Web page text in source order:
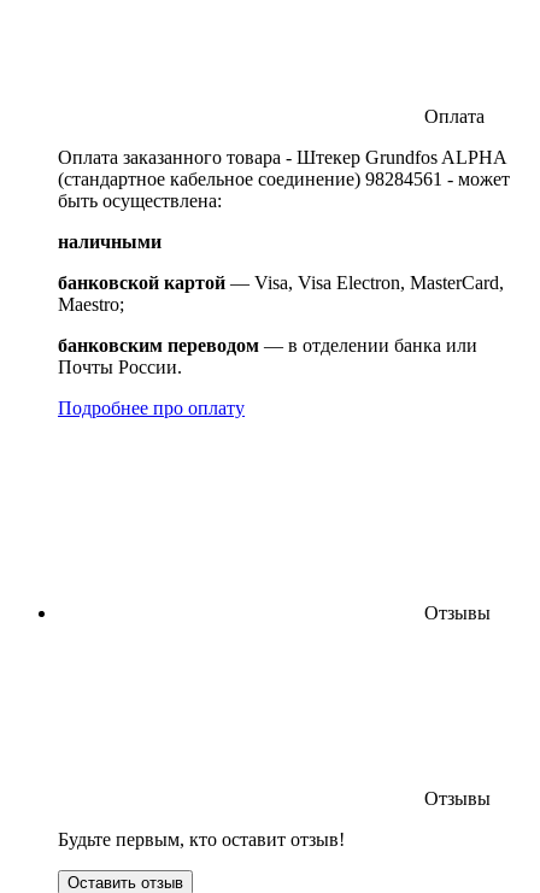
Оплата
Оплата заказанного товара - Штекер Grundfos ALPHA
(стандартное кабельное соединение) 98284561 - может
быть осуществлена:
наличными
банковской картой — Visa, Visa Electron, MasterCard,
Maestro;
банковским переводом — в отделении банка или
Почты России.
Подробнее про оплату
Отзывы
Отзывы
Будьте первым, кто оставит отзыв!
Оставить отзыв